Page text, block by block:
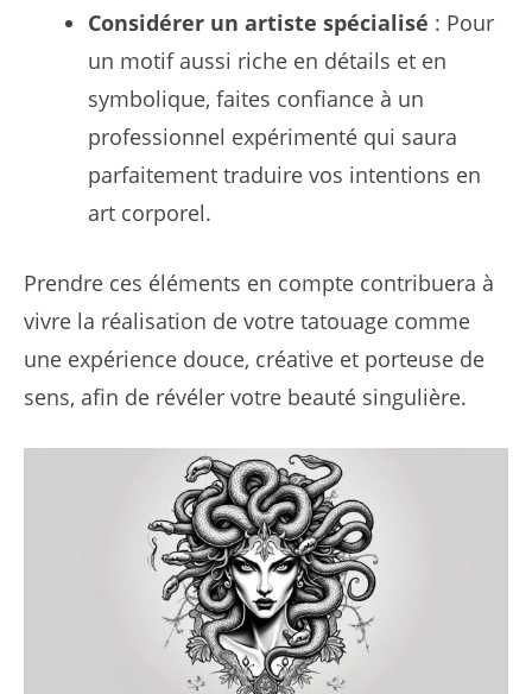
Considérer un artiste spécialisé : Pour
un motif aussi riche en détails et en
symbolique, faites confiance à un
professionnel expérimenté qui saura
parfaitement traduire vos intentions en
art corporel.
Prendre ces éléments en compte contribuera à
vivre la réalisation de votre tatouage comme
une expérience douce, créative et porteuse de
sens, afin de révéler votre beauté singulière.